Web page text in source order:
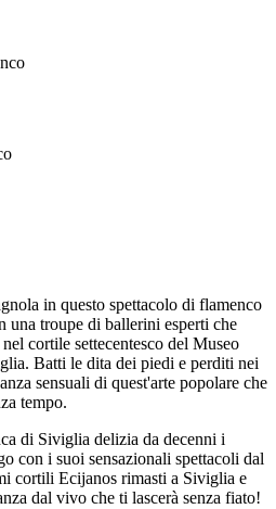
in questo spettacolo di flamenco
una troupe di ballerini esperti che
cortile settecentesco del Museo
Batti le dita dei piedi e perditi nei
sensuali di quest'arte popolare che
tempo.
di Siviglia delizia da decenni i
con i suoi sensazionali spettacoli dal
cortili Ecijanos rimasti a Siviglia e
dal vivo che ti lascerà senza fiato!